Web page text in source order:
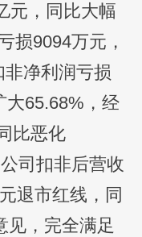
元，同比大幅
损9094万元，
非净利润亏损
大65.68%，经
比恶化
司扣非后营收
退市红线，同
见，完全满足